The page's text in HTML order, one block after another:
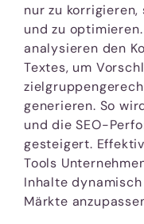
nur zu
und zu
analysieren den
Textes, um
generieren. So
und die SEO-
gesteigert.
Tools
Inhalte
Märkte